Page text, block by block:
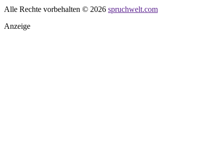
Alle Rechte vorbehalten © 2026 spruchwelt.com
Anzeige